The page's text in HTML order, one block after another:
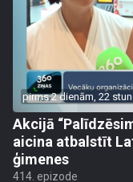
pirms 2 dienām, 22
Akcijā
aicina atbalstīt
ģimenes
414. epizode